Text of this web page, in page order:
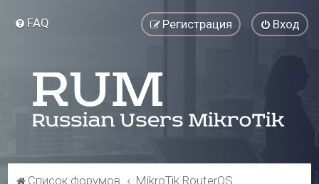
FAQ Вход
Регистрация
Список форумов MikroTik RouterOS